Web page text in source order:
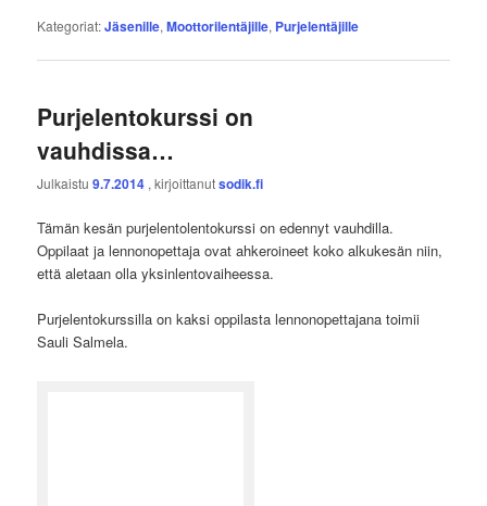
Kategoriat:Jäsenille,Moottorilentäjille, Purjelentäjille
Purjelentokurssi on
vauhdissa…
Julkaistu9.7.2014 , kirjoittanutsodik.fi
Tämän kesän purjelentolentokurssi on edennyt vauhdilla.
Oppilaat ja lennonopettaja ovat ahkeroineet koko alkukesän niin,
että aletaan olla yksinlentovaiheessa.
Purjelentokurssilla on kaksi oppilasta lennonopettajana toimii
Sauli Salmela.